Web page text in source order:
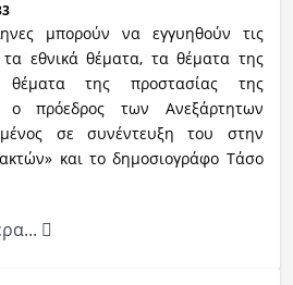
μπορούν να εγγυηθούν τις
τα εθνικά θέματα, τα θέματα της
της προστασίας της
ο πρόεδρος των Ανεξάρτητων
σε συνέντευξη του στην
και το δημοσιογράφο Τάσο